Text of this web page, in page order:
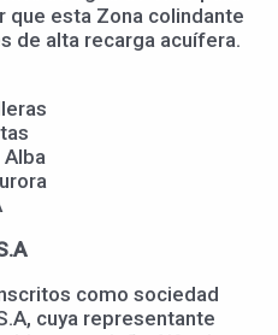
que esta Zona colindante
de alta recarga acuífera.
Alba
como sociedad
cuya representante